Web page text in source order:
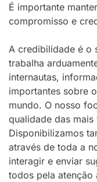
É importante
compromisso e
A credibilidade é o
trabalha
internautas,
importantes sobre
mundo. O nosso
qualidade das
Disponibilizamos
através de toda a
interagir e enviar
todos pela atenção